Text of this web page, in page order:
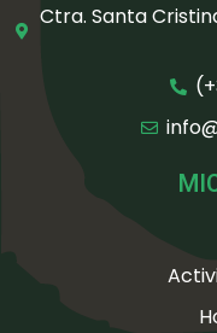
Ctra. Santa